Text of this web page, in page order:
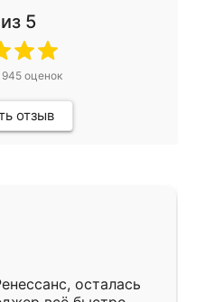
из 5
945оценок
отзыв
осталась